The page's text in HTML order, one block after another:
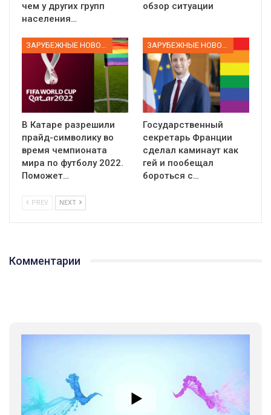
чем у других групп
населения…
обзор ситуации
ЗАРУБЕЖНЫЕ НОВОСТИ
В Катаре разрешили
прайд-символику во
время чемпионата
мира по футболу 2022.
Поможет…
ЗАРУБЕЖНЫЕ НОВОСТИ
Государственный
секретарь Франции
сделал каминаут как
гей и пообещал
бороться с…
PREV NEXT
Комментарии
разом. Ми закликаємо всіх хто поділяє цінності рівності та